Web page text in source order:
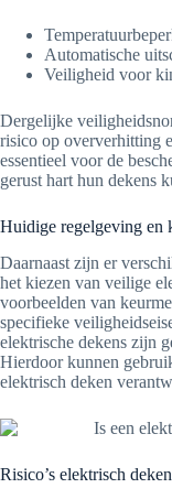
Automatische
Veiligheid voor
Dergelijke
risico op oververhitting
essentieel voor de
gerust hart hun dekens
Huidige regelgeving en
Daarnaast zijn er
het kiezen van veilige
voorbeelden van
specifieke
elektrische dekens zijn
Hierdoor kunnen
elektrisch deken
Risico’s elektrisch deken